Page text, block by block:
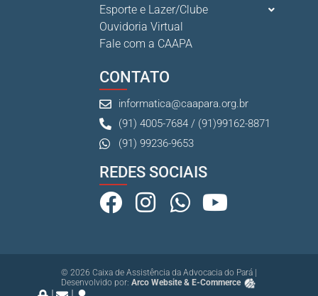
Esporte e Lazer/Clube
Ouvidoria Virtual
Fale com a CAAPA
CONTATO
informatica@caapara.org.br
(91) 4005-7684 / (91)99162-8871
(91) 99236-9653
REDES SOCIAIS
© 2026 Caixa de Assistência da Advocacia do Pará |
Desenvolvido por: Arco Website & E-Commerce